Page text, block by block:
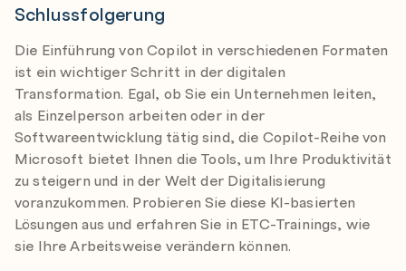
Schlussfolgerung
Die Einführung von Copilot in verschiedenen Formaten
ist ein wichtiger Schritt in der digitalen
Transformation. Egal, ob Sie ein Unternehmen leiten,
als Einzelperson arbeiten oder in der
Softwareentwicklung tätig sind, die Copilot-Reihe von
Microsoft bietet Ihnen die Tools, um Ihre Produktivität
zu steigern und in der Welt der Digitalisierung
voranzukommen. Probieren Sie diese KI-basierten
Lösungen aus und erfahren Sie in ETC-Trainings, wie
sie Ihre Arbeitsweise verändern können.